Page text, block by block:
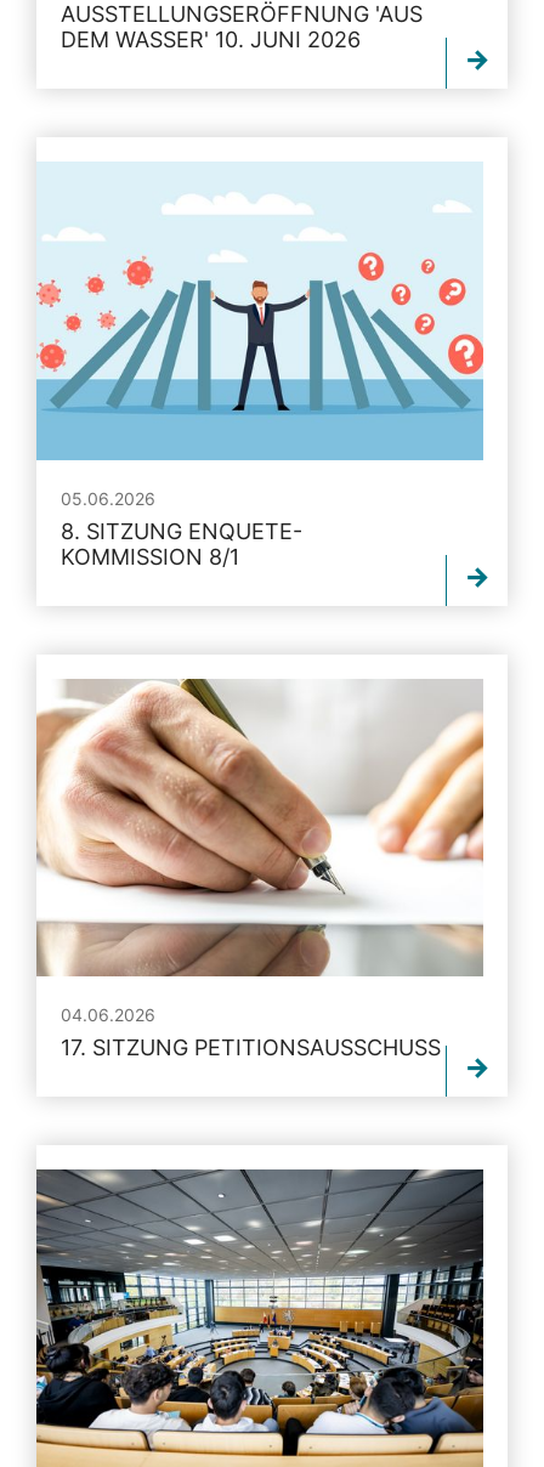
AUSSTELLUNGSERÖFFNUNG 'AUS
DEM WASSER' 10. JUNI 2026
05.06.2026
8. SITZUNG ENQUETE-
KOMMISSION 8/1
04.06.2026
17. SITZUNG PETITIONSAUSSCHUSS